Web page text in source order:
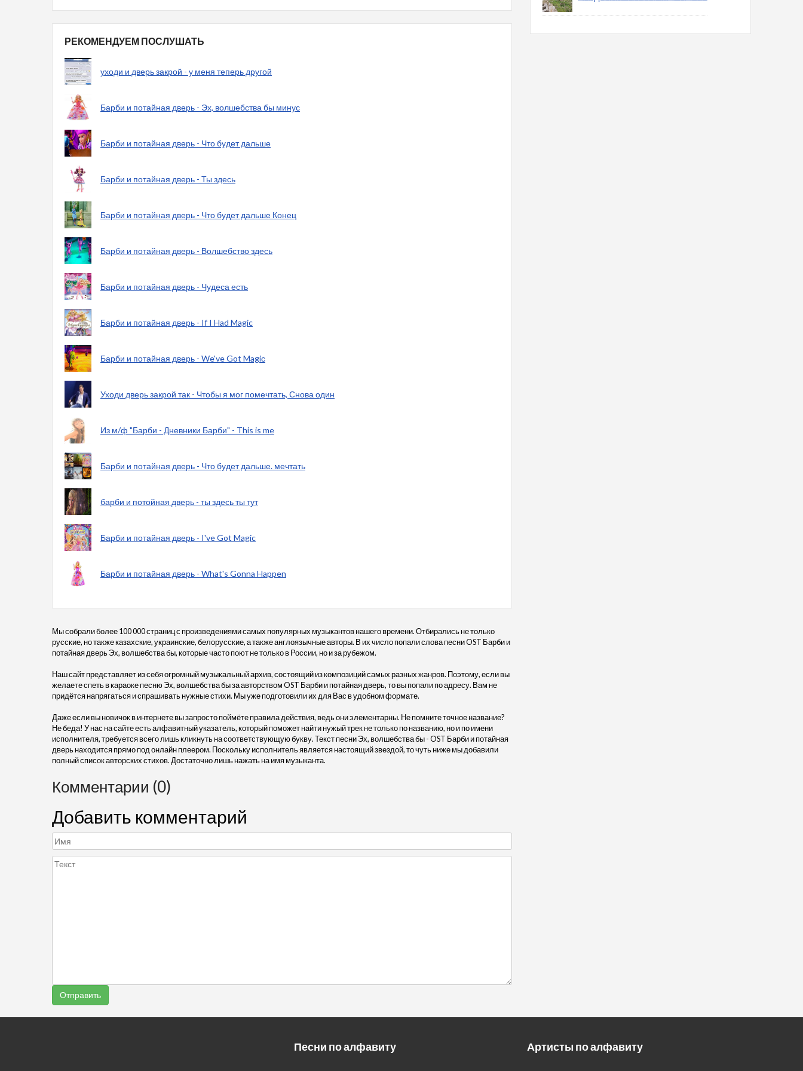
РЕКОМЕНДУЕМ ПОСЛУШАТЬ
уходи и дверь закрой - у меня теперь другой
Барби и потайная дверь - Эх, волшебства бы минус
Барби и потайная дверь - Что будет дальше
Барби и потайная дверь - Ты здесь
Барби и потайная дверь - Что будет дальше Конец
Барби и потайная дверь - Волшебство здесь
Барби и потайная дверь - Чудеса есть
Барби и потайная дверь - If I Had Magic
Барби и потайная дверь - We've Got Magiс
Уходи дверь закрой так - Чтобы я мог помечтать, Снова один
Из м/ф "Барби - Дневники Барби" - This is me
Барби и потайная дверь - Что будет дальше. мечтать
барби и потойная дверь - ты здесь ты тут
Барби и потайная дверь - I've Got Magic
Барби и потайная дверь - What's Gonna Happen
Мы собрали более 100 000 страниц с произведениями самых популярных музыкантов нашего времени. Отбирались не только
русские, но также казахские, украинские, белорусские, а также англоязычные авторы. В их число попали слова песни OST Барби и
потайная дверь Эх, волшебства бы, которые часто поют не только в России, но и за рубежом.
Наш сайт представляет из себя огромный музыкальный архив, состоящий из композиций самых разных жанров. Поэтому, если вы
желаете спеть в караоке песню Эх, волшебства бы за авторством OST Барби и потайная дверь, то вы попали по адресу. Вам не
придётся напрягаться и спрашивать нужные стихи. Мы уже подготовили их для Вас в удобном формате.
Даже если вы новичок в интернете вы запросто поймёте правила действия, ведь они элементарны. Не помните точное название?
Не беда! У нас на сайте есть алфавитный указатель, который поможет найти нужый трек не только по названию, но и по имени
исполнителя, требуется всего лишь кликнуть на соответствующую букву. Текст песни Эх, волшебства бы - OST Барби и потайная
дверь находится прямо под онлайн плеером. Поскольку исполнитель является настоящий звездой, то чуть ниже мы добавили
полный список авторских стихов. Достаточно лишь нажать на имя музыканта.
Комментарии (0)
Добавить комментарий
Песни по алфавиту Артисты по алфавиту